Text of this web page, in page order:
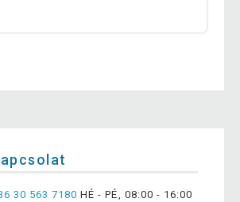
30 563 7180 HÉ - PÉ, 08:00 - 16:00